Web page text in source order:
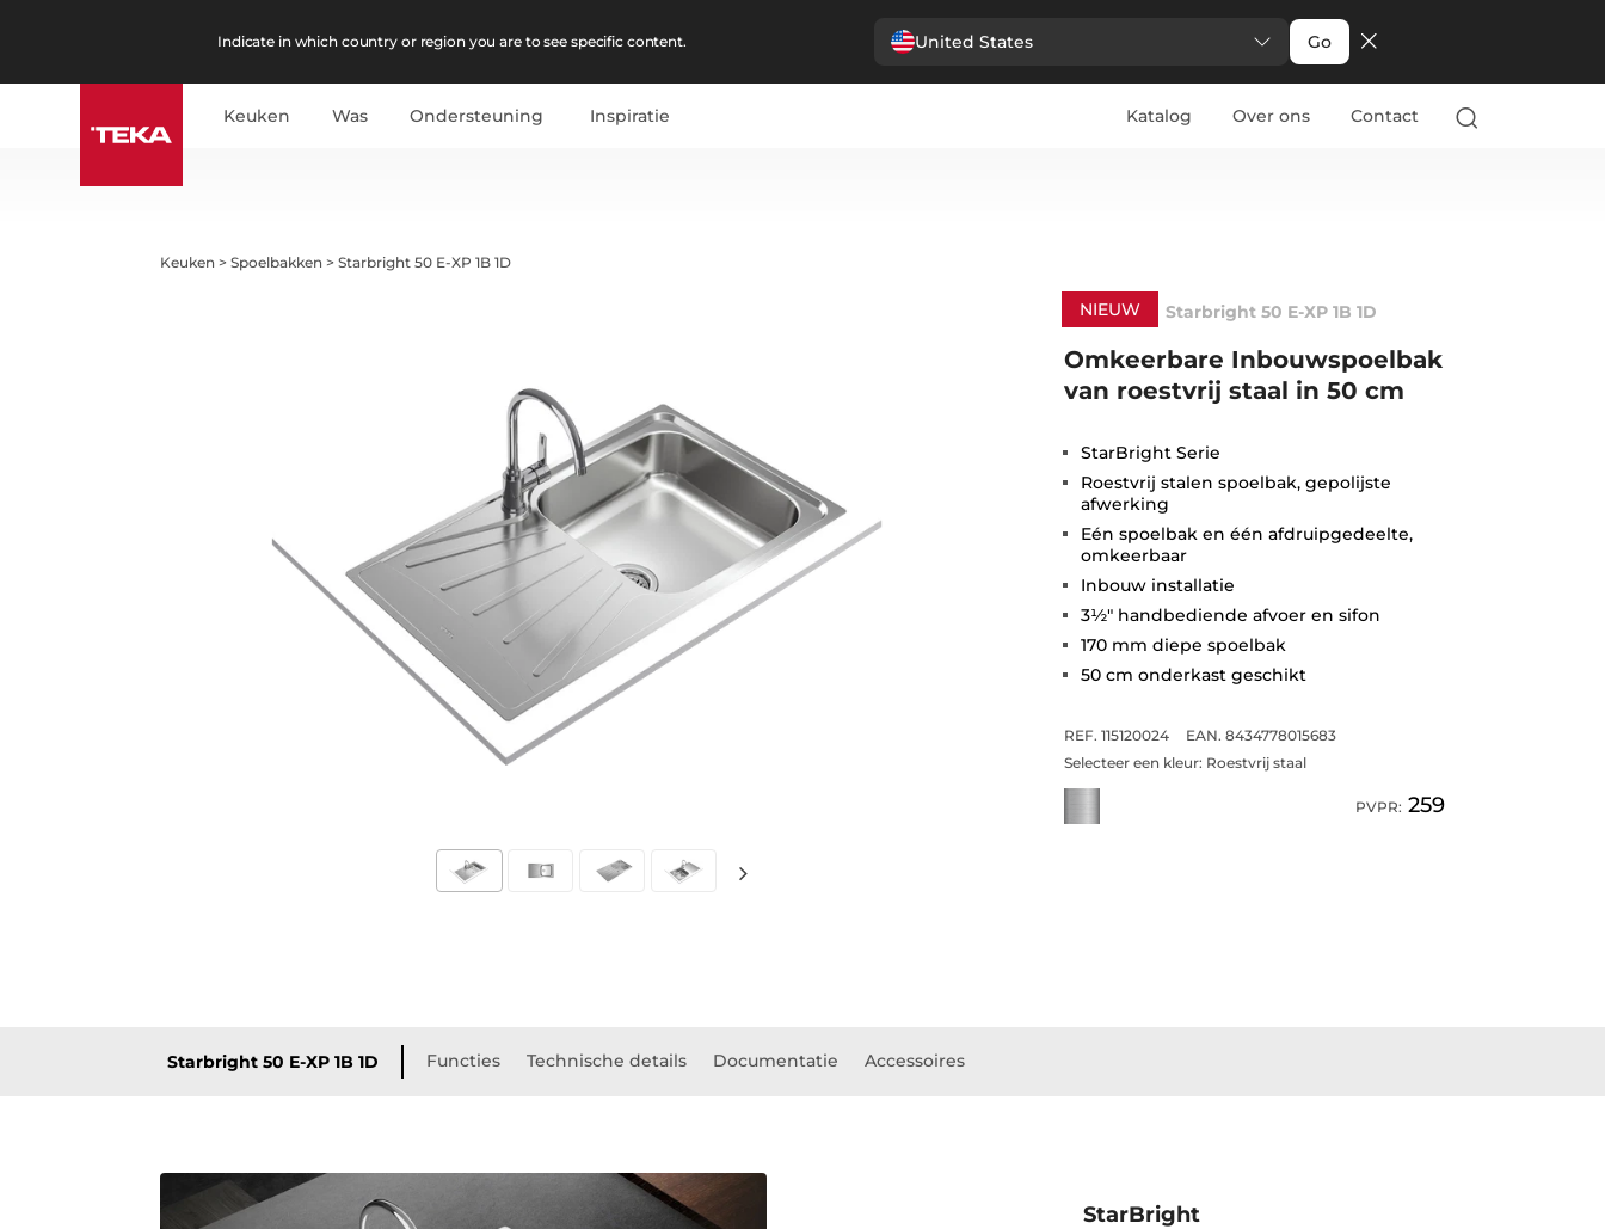
Indicate in which country or region you are to see specific content. United States Go
Keuken Was Ondersteuning Inspiratie Katalog Over ons Contact
Keuken >Spoelbakken >Starbright 50 E-XP 1B 1D
NIEUW Starbright 50 E-XP 1B 1D
Omkeerbare Inbouwspoelbak
van roestvrij staal in 50 cm
StarBright Serie
Roestvrij stalen spoelbak, gepolijste
afwerking
Eén spoelbak en één afdruipgedeelte,
omkeerbaar
Inbouw installatie
3½" handbediende afvoer en sifon
170 mm diepe spoelbak
50 cm onderkast geschikt
REF. 115120024
EAN. 8434778015683
Selecteer een kleur: Roestvrij staal
PVPR: 259
Starbright 50 E-XP 1B 1D Functies Technische details Documentatie Accessoires
StarBright